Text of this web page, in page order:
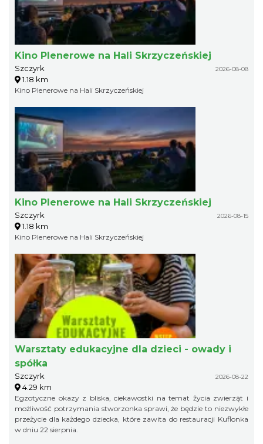
Kino Plenerowe na Hali Skrzyczeńskiej
Szczyrk 2026-08-08
1.18 km
Kino Plenerowe na Hali Skrzyczeńskiej
Kino Plenerowe na Hali Skrzyczeńskiej
Szczyrk 2026-08-15
1.18 km
Kino Plenerowe na Hali Skrzyczeńskiej
Warsztaty edukacyjne dla dzieci - owady i
spółka
Szczyrk 2026-08-22
4.29 km
Egzotyczne okazy z bliska, ciekawostki na temat życia zwierząt i
możliwość potrzymania stworzonka sprawi, że będzie to niezwykłe
przeżycie dla każdego dziecka, które zawita do restauracji Kuflonka
w dniu 22 sierpnia.